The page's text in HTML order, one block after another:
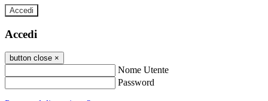
Accedi
Accedi
button close ×
Nome Utente
Password